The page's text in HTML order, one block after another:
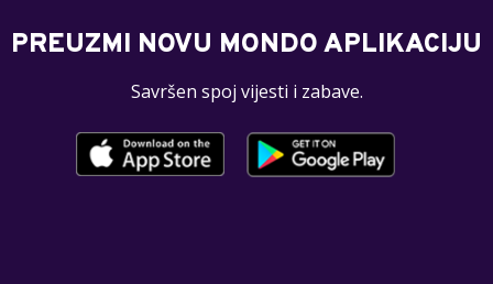
PREUZMI NOVU MONDO APLIKACIJU
Savršen spoj vijesti i zabave.